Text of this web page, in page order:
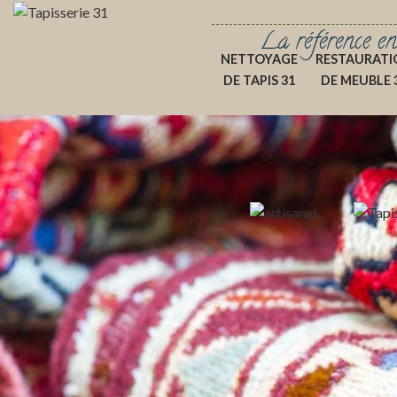
La référence
NETTOYAGE
DE TAPIS 31
DE MEUBLE